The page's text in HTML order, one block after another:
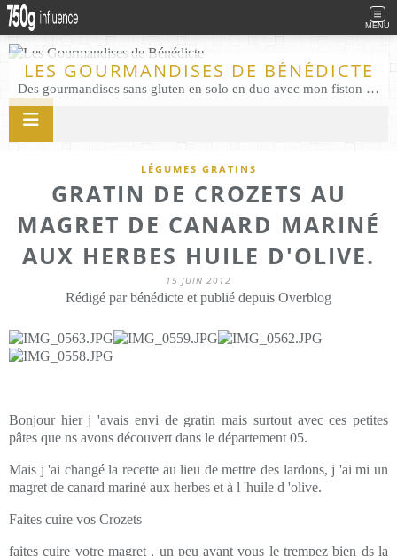
MENU
LES GOURMANDISES DE BÉNÉDICTE
Des gourmandises sans gluten en solo en duo avec mon fiston . Salé comme Sucré sans gluten éco responsable Les Gourmandises de Bénédicte gâteau produits locaux
LÉGUMES GRATINS
GRATIN DE CROZETS AU
MAGRET DE CANARD MARINÉ
AUX HERBES HUILE D'OLIVE.
15 JUIN 2012
Rédigé par bénédicte et publié depuis Overblog
Bonjour hier j 'avais envi de gratin mais surtout avec ces petites
pâtes que ns avons découvert dans le département 05.
Mais j 'ai changé la recette au lieu de mettre des lardons, j 'ai mi un
magret de canard mariné aux herbes et à l 'huile d 'olive.
Faites cuire vos Crozets
faites cuire votre magret , un peu avant vous le trempez bien ds la